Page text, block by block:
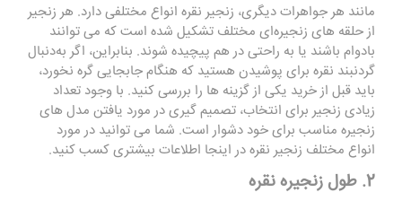
مانند هر جواهرات دیگری، زنجیر نقره انواع مختلفی دارد. هر زنجیر
از حلقه‌ های زنجیره‌ای مختلف تشکیل شده است که می ‌توانند
بادوام باشند یا به راحتی در هم پیچیده شوند. بنابراین، اگر به‌دنبال
گردنبند نقره‌ برای پوشیدن هستید که هنگام جابجایی گره نخورد،
باید قبل از خرید یکی از گزینه ‌ها را بررسی کنید. با وجود تعداد
زیادی زنجیر برای انتخاب، تصمیم گیری در مورد یافتن مدل های
زنجیره مناسب برای خود دشوار است. شما می توانید در مورد
انواع مختلف زنجیر نقره در اینجا اطلاعات بیشتری کسب کنید.
2. طول زنجیره نقره